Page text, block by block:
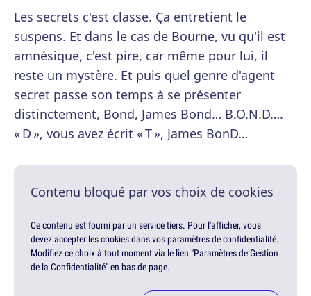
Les secrets c'est classe. Ça entretient le
suspens. Et dans le cas de Bourne, vu qu'il est
amnésique, c'est pire, car même pour lui, il
reste un mystère. Et puis quel genre d'agent
secret passe son temps à se présenter
distinctement, Bond, James Bond… B.O.N.D….
« D », vous avez écrit « T », James BonD…
Contenu bloqué par vos choix de cookies
Ce contenu est fourni par un service tiers. Pour l'afficher, vous
devez accepter les cookies dans vos paramètres de confidentialité.
Modifiez ce choix à tout moment via le lien "Paramètres de Gestion
de la Confidentialité" en bas de page.